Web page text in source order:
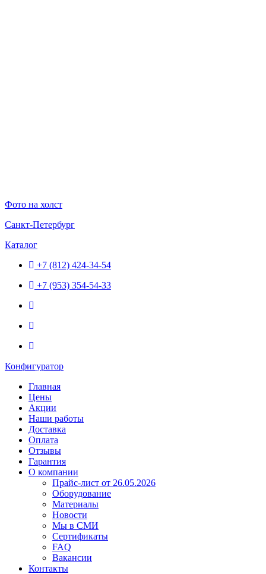
Фото на холст
Санкт-Петербург
Каталог
+7 (812) 424-34-54
+7 (953) 354-54-33
Конфигуратор
Главная
Цены
Акции
Наши работы
Доставка
Оплата
Отзывы
Гарантия
О компании
Прайс-лист от 26.05.2026
Оборудование
Материалы
Новости
Мы в СМИ
Сертификаты
FAQ
Вакансии
Контакты